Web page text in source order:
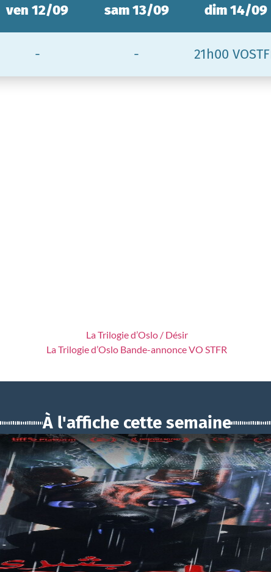
ven 12/09
-
sam 13/09
-
dim 14/09
21h00
La Trilogie d’Oslo / Désir
La Trilogie d’Oslo Bande-annonce VO STFR
À l'affiche cette semaine
BOUCHRA